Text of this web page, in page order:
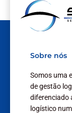
Sobre nós
Somos uma
de gestão
diferenciado
logístico